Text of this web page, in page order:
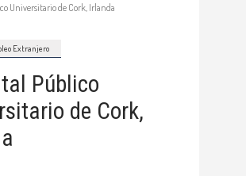
Universitario de Cork, Irlanda
Extranjero
Público
de Cork,